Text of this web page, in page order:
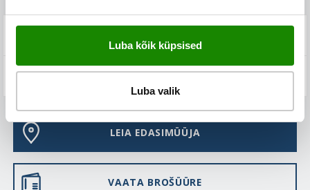
Luba kõik küpsised
Luba valik
KKK-D
LEIA EDASIMÜÜJA
VAATA BROŠÜÜRE